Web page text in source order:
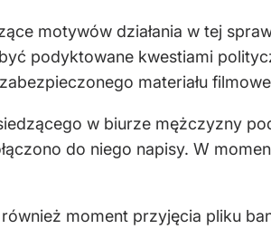
motywów działania w tej
podyktowane kwestiami
materiału
w biurze mężczyzny
do niego napisy. W
moment przyjęcia pliku